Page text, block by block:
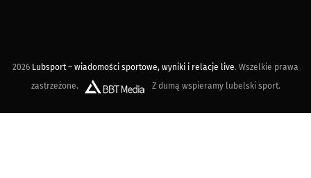
2026 Lubsport – wiadomości sportowe, wyniki i relacje live. Wszelkie prawa
zastrzeżone.
Z dumą wspieramy lubelski sport.